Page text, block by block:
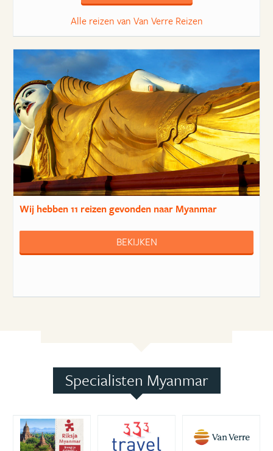
Alle reizen van Van Verre Reizen
Wij hebben11 reizengevonden naar Myanmar
BEKIJKEN
Specialisten Myanmar